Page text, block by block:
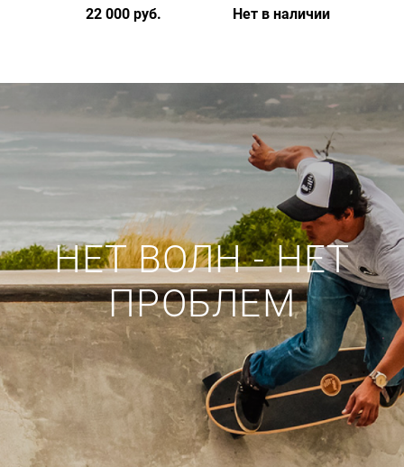
22 000 руб.
Нет в наличии
НЕТ ВОЛН - НЕТ
ПРОБЛЕМ